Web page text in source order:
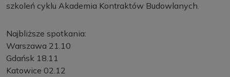
szkoleń cyklu Akademia Kontraktów Budowlanych.
Najbliższe spotkania:
Warszawa 21.10
Gdańsk 18.11
Katowice 02.12